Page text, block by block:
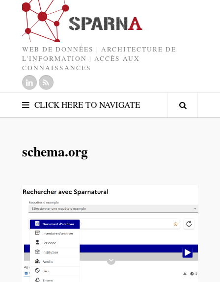
WEB DE DONNÉES | ARCHITECTURE DE
L'INFORMATION | ACCÈS AUX
CONNAISSANCES
CLICK HERE TO NAVIGATE
schema.org